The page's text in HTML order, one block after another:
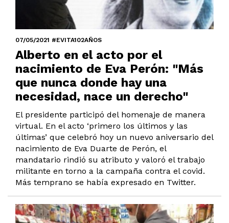
07/05/2021 #EVITA102AÑOS
Alberto en el acto por el
nacimiento de Eva Perón: "Más
que nunca donde hay una
necesidad, nace un derecho"
El presidente participó del homenaje de manera
virtual. En el acto ‘primero los últimos y las
últimas’ que celebró hoy un nuevo aniversario del
nacimiento de Eva Duarte de Perón, el
mandatario rindió su atributo y valoró el trabajo
militante en torno a la campaña contra el covid.
Más temprano se había expresado en Twitter.